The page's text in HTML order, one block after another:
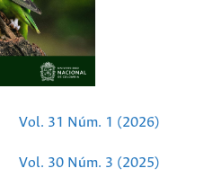
Vol. 31 Núm. 1 (2026)
Vol. 30 Núm. 3 (2025)